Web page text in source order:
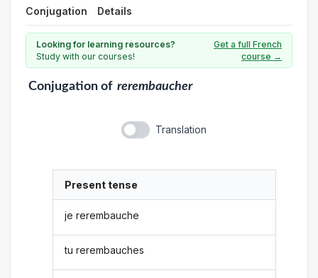
Conjugation Details
Looking for learning resources?
Study with our courses!
Get a full French
course →
Conjugationof rerembaucher
Translation
Present tense
je rerembauche
tu rerembauches